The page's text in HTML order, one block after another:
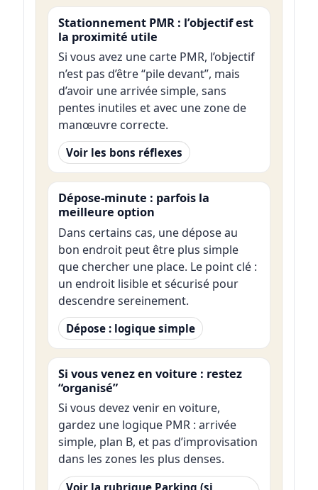
Stationnement PMR : l’objectif est
la proximité utile
Si vous avez une carte PMR, l’objectif
n’est pas d’être “pile devant”, mais
d’avoir une arrivée simple, sans
pentes inutiles et avec une zone de
manœuvre correcte.
Voir les bons réflexes
Dépose-minute : parfois la
meilleure option
Dans certains cas, une dépose au
bon endroit peut être plus simple
que chercher une place. Le point clé :
un endroit lisible et sécurisé pour
descendre sereinement.
Dépose : logique simple
Si vous venez en voiture : restez
“organisé”
Si vous devez venir en voiture,
gardez une logique PMR : arrivée
simple, plan B, et pas d’improvisation
dans les zones les plus denses.
Voir la rubrique Parking (si